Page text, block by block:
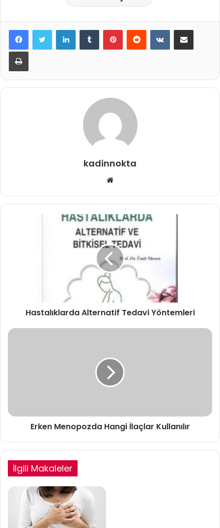
LinkedInTumblr PinterestReddit VKontakteE-Posta ile paylaş
Yazdır
kadinnokta
Web
Hastalıklarda Alternatif Tedavi Yöntemleri
Erken Menopozda Hangi İlaçlar Kullanılır
İlgili Makaleler